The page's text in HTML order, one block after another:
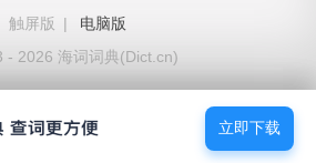
触屏版
|
电脑版
- 2026 海词词典(Dict.cn)
立即下载
立即下载